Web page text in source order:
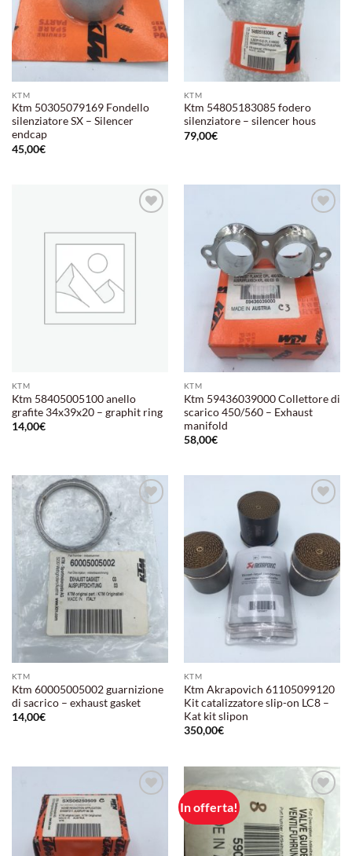
KTM
Ktm 50305079169 Fondello
silenziatore SX – Silencer
endcap
45,00€
KTM
Ktm 54805183085 fodero
silenziatore – silencer hous
79,00€
alla lista
KTM
Ktm 58405005100 anello
grafite 34x39x20 – graphit ring
14,00€
Aggiungi
alla lista
dei
desideri
KTM
Ktm 59436039000 Collettore di
scarico 450/560 – Exhaust
manifold
58,00€
Aggiungi
alla lista
desideri
KTM
Ktm 60005005002 guarnizione
di sacrico – exhaust gasket
14,00€
dei
desideri
KTM
Ktm Akrapovich 61105099120
Kit catalizzatore slip-on LC8 –
Kat kit slipon
350,00€
alla lista
desideri
In offerta!
Aggiungi
alla lista
dei
desideri